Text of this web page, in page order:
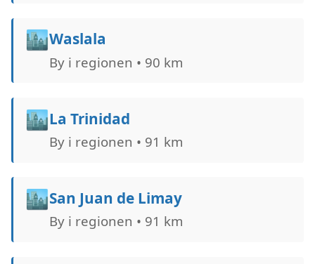
🏙️Waslala
By i regionen • 90 km
🏙️La Trinidad
By i regionen • 91 km
🏙️San Juan de Limay
By i regionen • 91 km